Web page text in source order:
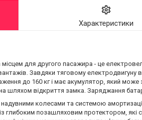
Характеристики
для другого пасажира - це
Завдяки тяговому
до 160 кг і має акумулятор, який
шляхом відкриття замка. Заряджання
колесами та системою
глибоким позашляховим протектором,